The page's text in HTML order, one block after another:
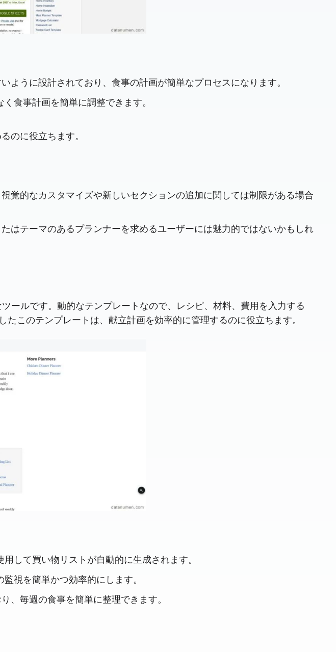
ように設計されており、食事の計画が簡単なプロセスになります。
食事計画を簡単に調整できます。
のに役立ちます。
覚的なカスタマイズや新しいセクションの追加に関しては制限がある場合
はテーマのあるプランナーを求めるユーザーには魅力的ではないかもしれ
ールです。動的なテンプレートなので、レシピ、材料、費用を入力する
このテンプレートは、献立計画を効率的に管理するのに役立ちます。
して買い物リストが自動的に生成されます。
視を簡単かつ効率的にします。
、毎週の食事を簡単に整理できます。